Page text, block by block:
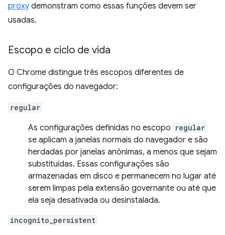
proxy demonstram como essas funções devem ser
usadas.
Escopo e ciclo de vida
O Chrome distingue três escopos diferentes de
configurações do navegador:
regular
As configurações definidas no escopo regular
se aplicam a janelas normais do navegador e são
herdadas por janelas anônimas, a menos que sejam
substituídas. Essas configurações são
armazenadas em disco e permanecem no lugar até
serem limpas pela extensão governante ou até que
ela seja desativada ou desinstalada.
incognito_persistent